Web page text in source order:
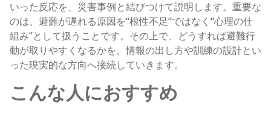
いった反応を、災害事例と結びつけて説明します。重要な
のは、避難が遅れる原因を“根性不足”ではなく“心理の仕
組み”として扱うことです。その上で、どうすれば避難行
動が取りやすくなるかを、情報の出し方や訓練の設計とい
った現実的な方向へ接続していきます。
こんな人におすすめ